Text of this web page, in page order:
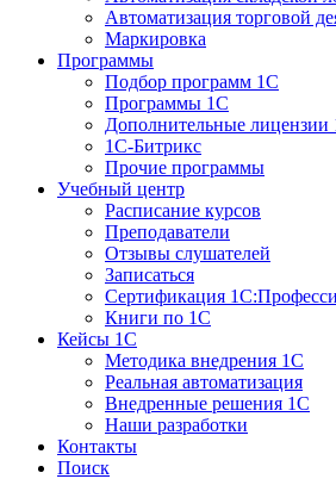
Автоматизация торговой
Маркировка
Программы
Подбор программ 1С
Программы 1С
Дополнительные лицензии
1С-Битрикс
Прочие программы
Учебный центр
Расписание курсов
Преподаватели
Отзывы слушателей
Записаться
Сертификация
Книги по 1С
Кейсы 1С
Методика внедрения 1С
Реальная автоматизация
Внедренные решения 1С
Наши разработки
Контакты
Поиск